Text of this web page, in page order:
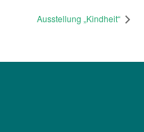
Ausstellung „Kindheit“